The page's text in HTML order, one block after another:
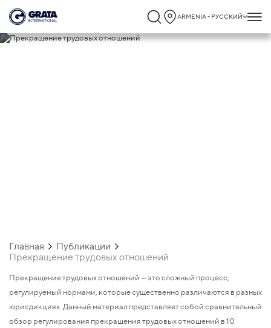
ARMENIA - РУССКИЙ
Главная
Публикации
Прекращение трудовых отношений
Прекращение трудовых отношений — это сложный процесс,
регулируемый нормами, которые существенно различаются в разных
юрисдикциях. Данный материал представляет собой сравнительный
обзор регулирования прекращения трудовых отношений в 10